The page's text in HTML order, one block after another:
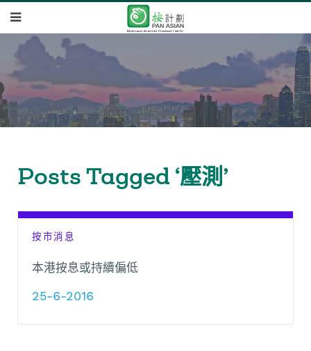
Posts Tagged ‘壓測’
按市消息
本港按息或持續偏低
25-6-2016